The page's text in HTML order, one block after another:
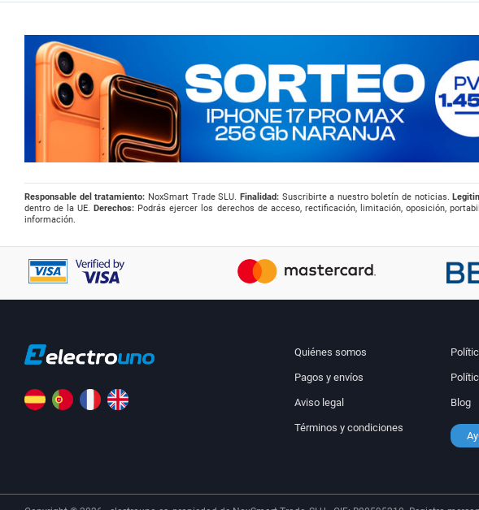
Responsable del tratamiento: NoxSmart Trade SLU. Finalidad:Suscribirte a nuestro boletín de noticias.
dentro de la UE.Derechos: Podrás ejercer los derechos de acceso, rectificación, limitación, oposición,
información.
Quiénes somos
Pagos y envíos
Aviso legal
Términos y condiciones
Blog